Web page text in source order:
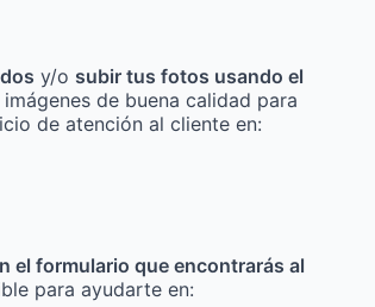
y/o subir tus fotos usando el
de buena calidad para
de atención al cliente en:
el formulario que encontrarás al
para ayudarte en: